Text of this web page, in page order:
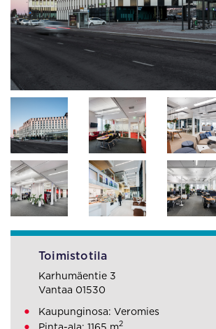
Toimistotila
Karhumäentie 3
Vantaa 01530
Kaupunginosa: Veromies
2